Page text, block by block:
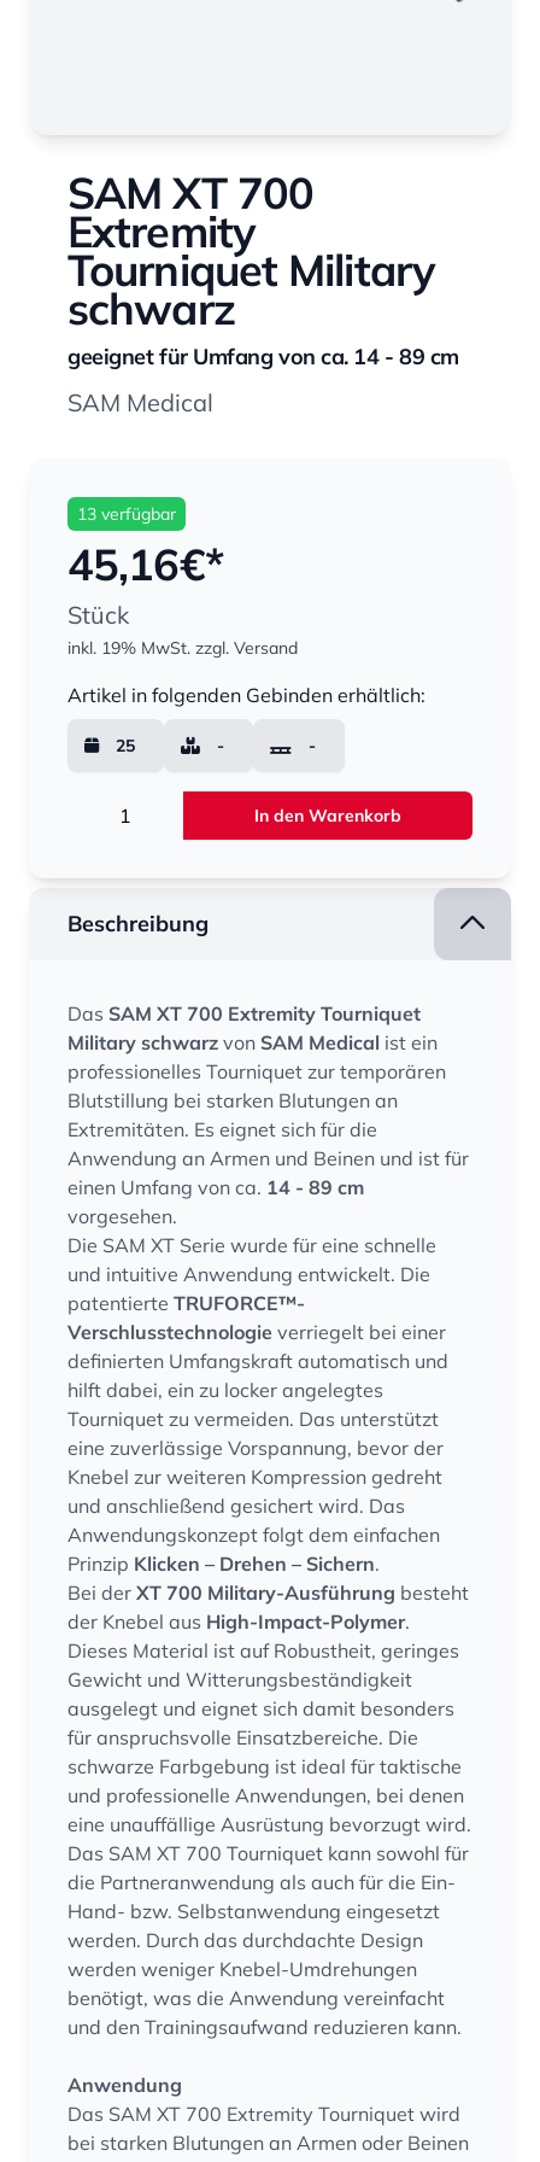
SAM XT 700
Extremity
Tourniquet Military
schwarz
geeignet für Umfang von ca. 14 - 89 cm
SAM Medical
13 verfügbar
45,16€*
Stück
inkl. 19% MwSt. zzgl. Versand
Artikel in folgenden Gebinden erhältlich:
25 - -
In den Warenkorb
Beschreibung
Das SAM XT 700 Extremity Tourniquet
Military schwarz von SAM Medical ist ein
professionelles Tourniquet zur temporären
Blutstillung bei starken Blutungen an
Extremitäten. Es eignet sich für die
Anwendung an Armen und Beinen und ist für
einen Umfang von ca. 14 - 89 cm
vorgesehen.
Die SAM XT Serie wurde für eine schnelle
und intuitive Anwendung entwickelt. Die
patentierte TRUFORCE™-
Verschlusstechnologie verriegelt bei einer
definierten Umfangskraft automatisch und
hilft dabei, ein zu locker angelegtes
Tourniquet zu vermeiden. Das unterstützt
eine zuverlässige Vorspannung, bevor der
Knebel zur weiteren Kompression gedreht
und anschließend gesichert wird. Das
Anwendungskonzept folgt dem einfachen
Prinzip Klicken – Drehen – Sichern.
Bei der XT 700 Military-Ausführung besteht
der Knebel aus High-Impact-Polymer.
Dieses Material ist auf Robustheit, geringes
Gewicht und Witterungsbeständigkeit
ausgelegt und eignet sich damit besonders
für anspruchsvolle Einsatzbereiche. Die
schwarze Farbgebung ist ideal für taktische
und professionelle Anwendungen, bei denen
eine unauffällige Ausrüstung bevorzugt wird.
Das SAM XT 700 Tourniquet kann sowohl für
die Partneranwendung als auch für die Ein-
Hand- bzw. Selbstanwendung eingesetzt
werden. Durch das durchdachte Design
werden weniger Knebel-Umdrehungen
benötigt, was die Anwendung vereinfacht
und den Trainingsaufwand reduzieren kann.
Anwendung
Das SAM XT 700 Extremity Tourniquet wird
bei starken Blutungen an Armen oder Beinen